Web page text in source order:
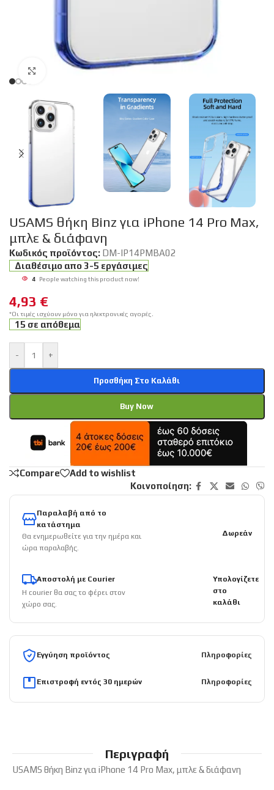
Click to enlarge
USAMS θήκη Binz για iPhone 14 Pro Max,
μπλε & διάφανη
Κωδικός προϊόντος: DM-IP14PMBA02
Διαθέσιμο απο 3-5 εργάσιμες
4 People watching this product now!
4,93 €
*Οι τιμές ισχύουν μόνο για ηλεκτρονικές αγορές.
15 σε απόθεμα
- +
Προσθήκη Στο Καλάθι
Buy Now
Compare
Add to wishlist
Κοινοποίηση:
Παραλαβή από το
κατάστημα
Θα ενημερωθείτε για την ημέρα και
ώρα παραλαβής.
Δωρεάν
Αποστολή με Courier
Η courier θα σας το φέρει στον
χώρο σας.
Υπολογίζετε
στο
καλάθι
Εγγύηση προϊόντος Πληροφορίες
Επιστροφή εντός 30 ημερών Πληροφορίες
Περιγραφή
USAMS θήκη Binz για iPhone 14 Pro Max, μπλε & διάφανη